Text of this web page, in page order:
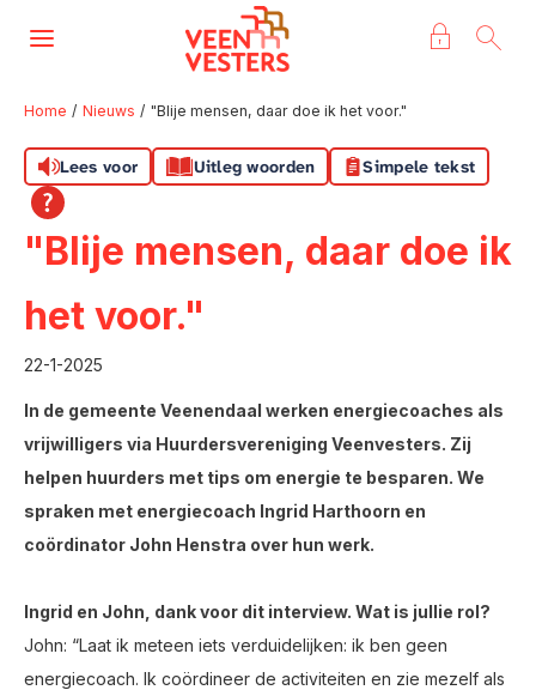
Naar hoofdinhoud
Naar hoofdnavigatiemenu
Naar zoeken
Naar de homepage
Ga naar Hoofd
Home Nieuws "Blije mensen, daar doe ik het voor."
Lees voor Uitleg woorden Simpele tekst
"Blije mensen, daar doe ik
het voor."
22-1-2025
In de gemeente Veenendaal werken energiecoaches als
vrijwilligers via Huurdersvereniging Veenvesters. Zij
helpen huurders met tips om energie te besparen. We
spraken met energiecoach Ingrid Harthoorn en
coördinator John Henstra over hun werk.
Ingrid en John, dank voor dit interview. Wat is jullie rol?
John: “Laat ik meteen iets verduidelijken: ik ben geen
energiecoach. Ik coördineer de activiteiten en zie mezelf als